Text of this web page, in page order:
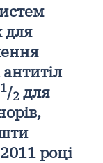
для
1/2 для
році